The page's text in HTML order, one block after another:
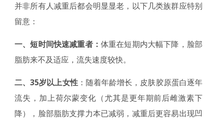
并非所有人减重后都会明显显老，以下几类族群应特别
留意：
一、短时间快速减重者： 体重在短期内大幅下降，脸部
脂肪来不及适应，流失速度较快。
二、35岁以上女性：随着年龄增长，皮肤胶原蛋白逐年
流失，加上荷尔蒙变化（尤其是更年期前后雌激素下
降），脸部脂肪支撑力本已减弱，减重后更容易出现凹